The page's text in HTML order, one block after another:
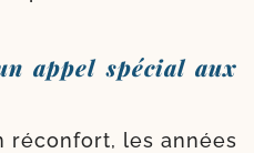
appel spécial aux
récon­fort, les années